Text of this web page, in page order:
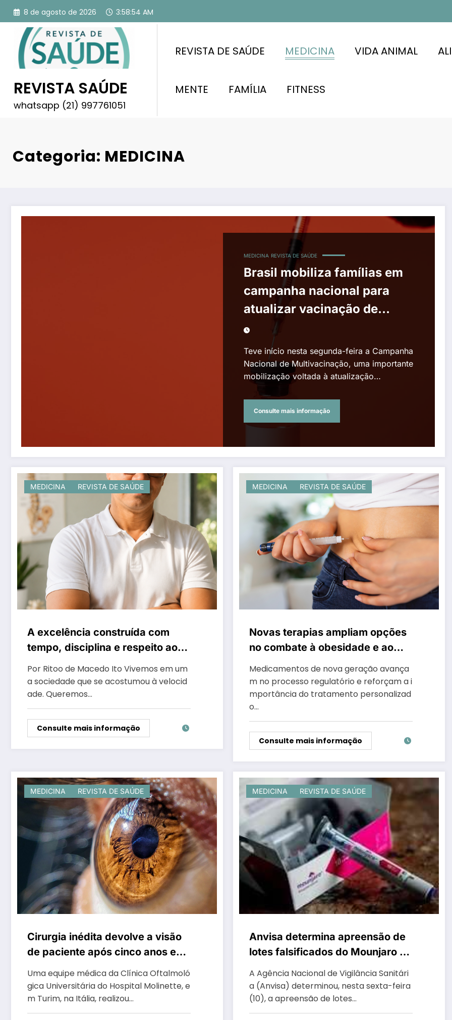
Pular
para
conteúdo
8 de agosto de 2026 3:58:55 AM
REVISTA SAÚDE
whatsapp (21) 997761051
REVISTA DE SAÚDE MEDICINA VIDA ANIMAL
MENTE FAMÍLIA FITNESS
Categoria: MEDICINA
MEDICINA REVISTA DE SAÚDE
Brasil mobiliza famílias em
campanha nacional para
atualizar vacinação de
crianças e adolescentes
Teve início nesta segunda-feira a Campanha
Nacional de Multivacinação, uma importante
mobilização voltada à atualização…
Consulte mais informação
MEDICINA REVISTA DE SAÚDE
A excelência construída com
tempo, disciplina e respeito ao
Por Ritoo de Macedo Ito Vivemos em um
a sociedade que se acostumou à velocid
ade. Queremos…
Consulte mais informação
MEDICINA REVISTA DE SAÚDE
Novas terapias ampliam opções
no combate à obesidade e ao
Medicamentos de nova geração avança
m no processo regulatório e reforçam a i
mportância do tratamento personalizad
o…
Consulte mais informação
MEDICINA REVISTA DE SAÚDE
Cirurgia inédita devolve a visão
de paciente após cinco anos e
marca avanço histórico da
oftalmologia
Uma equipe médica da Clínica Oftalmoló
gica Universitária do Hospital Molinette, e
m Turim, na Itália, realizou…
MEDICINA REVISTA DE SAÚDE
Anvisa determina apreensão de
lotes falsificados do Mounjaro e
A Agência Nacional de Vigilância Sanitári
a (Anvisa) determinou, nesta sexta-feira
(10), a apreensão de lotes…